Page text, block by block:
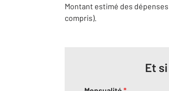
Montant estimé des
compris).
Et